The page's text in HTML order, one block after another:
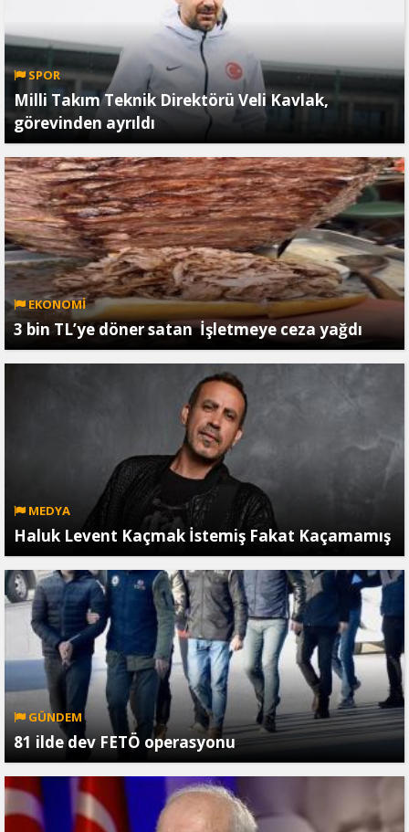
SPOR
Milli Takım Teknik Direktörü Veli Kavlak,
görevinden ayrıldı
EKONOMİ
3 bin TL’ye döner satan İşletmeye ceza yağdı
MEDYA
Haluk Levent Kaçmak İstemiş Fakat Kaçamamış
GÜNDEM
81 ilde dev FETÖ operasyonu